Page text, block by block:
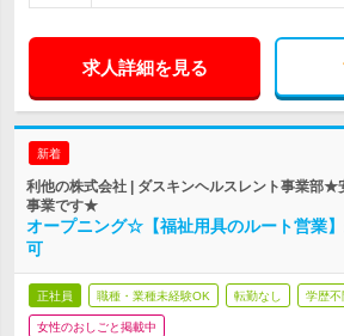
求人詳細を見る
新着
利他の株式会社 | ダスキンヘルスレント事業部★
事業です★
オープニング☆【福祉用具のルート営業
可
正社員 職種・業種未経験OK 転勤なし 学歴不
女性のおしごと掲載中